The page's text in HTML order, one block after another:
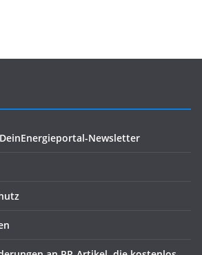
Newsletter